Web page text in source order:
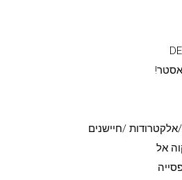
/חיישנים